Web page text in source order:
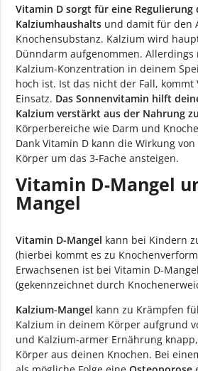
Vitamin D sorgt für eine Regulierung
Kalziumhaushalts und damit für den
Knochensubstanz. Kalzium wird
Dünndarm aufgenommen.
Kalzium-Konzentration in deinem
hoch ist. Ist das nicht der Fall, kommt
Einsatz. Das Sonnenvitamin hilft
Kalzium verstärkt aus der Nahrung
Körperbereiche wie Darm und
Dank Vitamin D kann die Wirkung
Körper um das 3-Fache ansteigen.
Vitamin D-Mangel
Mangel
Vitamin D-Mangel kann bei Kindern
(hierbei kommt es zu
Erwachsenen ist bei Vitamin D-
(gekennzeichnet durch
Kalzium-Mangel kann zu Krämpfen
Kalzium in deinem Körper aufgrund
und Kalzium-armer Ernährung
Körper aus deinen Knochen. Bei